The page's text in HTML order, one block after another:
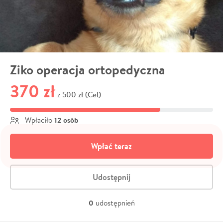
Ziko operacja ortopedyczna
370 zł z 500 zł (Cel)
Wpłaciło 12 osób
Wpłać teraz
Udostępnij
0 udostępnień